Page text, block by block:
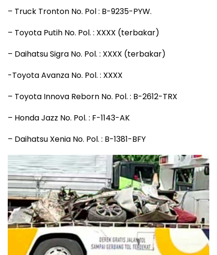
– Truck Tronton No. Pol : B-9235-PYW.
– Toyota Putih No. Pol. : XXXX (terbakar)
– Daihatsu Sigra No. Pol. : XXXX (terbakar)
-Toyota Avanza No. Pol. : XXXX
– Toyota Innova Reborn No. Pol. : B-2612-TRX
– Honda Jazz No. Pol. : F-1143-AK
– Daihatsu Xenia No. Pol. : B-1381-BFY